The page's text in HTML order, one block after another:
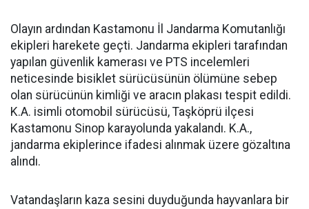
Olayın ardından Kastamonu İl Jandarma Komutanlığı
ekipleri harekete geçti. Jandarma ekipleri tarafından
yapılan güvenlik kamerası ve PTS incelemleri
neticesinde bisiklet sürücüsünün ölümüne sebep
olan sürücünün kimliği ve aracın plakası tespit edildi.
K.A. isimli otomobil sürücüsü, Taşköprü ilçesi
Kastamonu Sinop karayolunda yakalandı. K.A.,
jandarma ekiplerince ifadesi alınmak üzere gözaltına
alındı.
Vatandaşların kaza sesini duyduğunda hayvanlara bir